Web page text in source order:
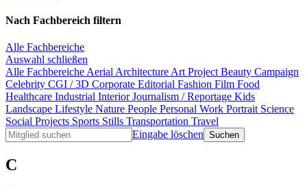
Nach Fachbereich filtern
Alle Fachbereiche
Auswahl schließen
Alle Fachbereiche Aerial Architecture Art Project Beauty Campaign
Celebrity CGI / 3D Corporate Editorial Fashion Film Food
Healthcare Industrial InteriorJournalism / Reportage Kids
Landscape Lifestyle Nature People Personal Work Portrait Science
Social Projects Sports Stills Transportation Travel
Eingabe löschen
C